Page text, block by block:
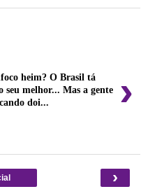
›
heim? O Brasil tá
melhor... Mas a gente
doi...
›